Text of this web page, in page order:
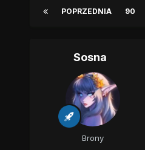
POPRZEDNIA 90
Sosna
Brony